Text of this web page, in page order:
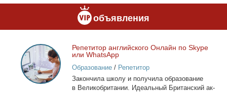
объявления
Репетитор
английского
Онлайн
по
Ре­пе­ти­тор ан­глий­ско­го Он­лайн по Skype
или WhatsApp
Образование/ Репетитор
За­кон­чи­ла шко­лу и по­лу­чи­ла об­ра­зо­ва­ние
в Ве­ли­ко­бри­та­нии. Иде­аль­ный Бри­тан­ский ак­